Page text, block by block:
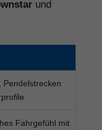
und
Pendelstrecken
Fahrgefühl mit